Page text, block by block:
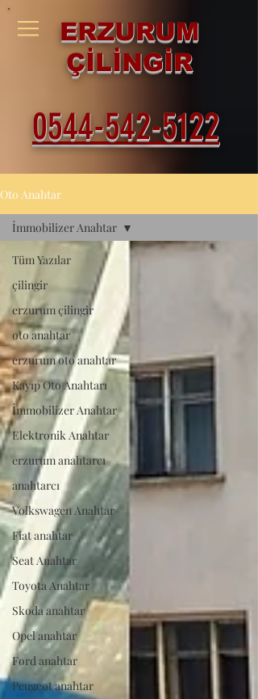
ERZURUM
ÇİLİNGİR
0544-542-5122
Oto Anahtar
Tüm Yazılar
çilingir
erzurum çilingir
oto anahtar
erzurum oto anahtar
Kayıp Oto Anahtarı
İmmobilizer Anahtar
Elektronik Anahtar
erzurum anahtarcı
anahtarcı
Volkswagen Anahtar
Fiat anahtar
Seat Anahtar
Toyota Anahtar
Skoda anahtar
Opel anahtar
Ford anahtar
Peugeot anahtar
İmmobilizer Anahtar